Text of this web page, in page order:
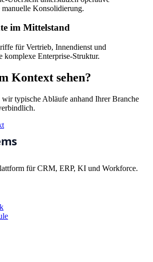
Konsolidierung.
im Mittelstand
für Vertrieb, Innendienst und
komplexe Enterprise-Struktur.
Kontext sehen?
typische Abläufe anhand Ihrer Branche
für CRM, ERP, KI und Workforce.